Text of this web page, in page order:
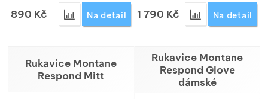
890 Kč Přidat 'Rukavice Montbell Wickron UV-TECT
Na detail 1 790 Kč Přidat 'Rukavice
Na detail
Rukavice Montane
Respond Mitt
Rukavice Montane
Respond Glove
dámské
Zobrazit více
Zobrazit více
Zobrazit více
Zobrazit více